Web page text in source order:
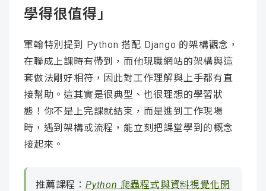
學得很值得」
軍翰特別提到 Python 搭配 Django 的架構觀念，
在聯成上課時有帶到，而他現職網站的架構與這
套做法剛好相符，因此對工作理解與上手都有直
接幫助。這其實是很典型、也很理想的學習狀
態！你不是上完課就結束，而是進到工作現場
時，遇到架構或流程，能立刻把課堂學到的概念
接起來。
推薦課程： Python 爬蟲程式與資料視覺化開